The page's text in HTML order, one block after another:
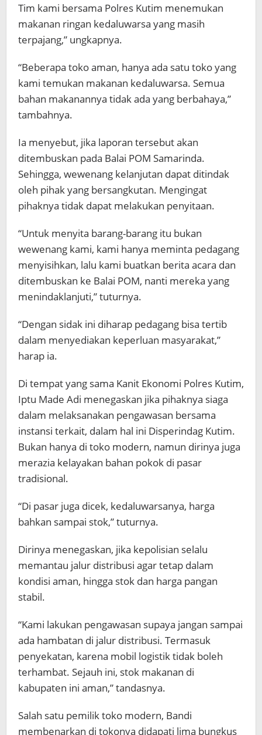
Tim kami bersama Polres Kutim menemukan
makanan ringan kedaluwarsa yang masih
terpajang,” ungkapnya.
“Beberapa toko aman, hanya ada satu toko yang
kami temukan makanan kedaluwarsa. Semua
bahan makanannya tidak ada yang berbahaya,”
tambahnya.
Ia menyebut, jika laporan tersebut akan
ditembuskan pada Balai POM Samarinda.
Sehingga, wewenang kelanjutan dapat ditindak
oleh pihak yang bersangkutan. Mengingat
pihaknya tidak dapat melakukan penyitaan.
“Untuk menyita barang-barang itu bukan
wewenang kami, kami hanya meminta pedagang
menyisihkan, lalu kami buatkan berita acara dan
ditembuskan ke Balai POM, nanti mereka yang
menindaklanjuti,” tuturnya.
“Dengan sidak ini diharap pedagang bisa tertib
dalam menyediakan keperluan masyarakat,”
harap ia.
Di tempat yang sama Kanit Ekonomi Polres Kutim,
Iptu Made Adi menegaskan jika pihaknya siaga
dalam melaksanakan pengawasan bersama
instansi terkait, dalam hal ini Disperindag Kutim.
Bukan hanya di toko modern, namun dirinya juga
merazia kelayakan bahan pokok di pasar
tradisional.
“Di pasar juga dicek, kedaluwarsanya, harga
bahkan sampai stok,” tuturnya.
Dirinya menegaskan, jika kepolisian selalu
memantau jalur distribusi agar tetap dalam
kondisi aman, hingga stok dan harga pangan
stabil.
“Kami lakukan pengawasan supaya jangan sampai
ada hambatan di jalur distribusi. Termasuk
penyekatan, karena mobil logistik tidak boleh
terhambat. Sejauh ini, stok makanan di
kabupaten ini aman,” tandasnya.
Salah satu pemilik toko modern, Bandi
membenarkan di tokonya didapati lima bungkus